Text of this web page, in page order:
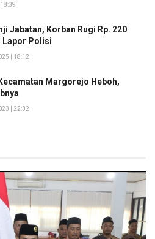
Jabatan, Korban Rugi Rp. 220
Lapor Polisi
| 18:12
Margorejo Heboh,
| 22:32